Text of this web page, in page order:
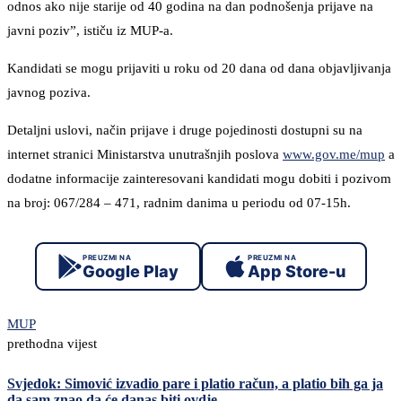
odnos ako nije starije od 40 godina na dan podnošenja prijave na
javni poziv”, ističu iz MUP-a.
Kandidati se mogu prijaviti u roku od 20 dana od dana objavljivanja
javnog poziva.
Detaljni uslovi, način prijave i druge pojedinosti dostupni su na
internet stranici Ministarstva unutrašnjih poslova www.gov.me/mup a
dodatne informacije zainteresovani kandidati mogu dobiti i pozivom
na broj: 067/284 – 471, radnim danima u periodu od 07-15h.
PREUZMI NA
Google Play
PREUZMI NA
App Store-u
MUP
prethodna vijest
Svjedok: Simović izvadio pare i platio račun, a platio bih ga ja